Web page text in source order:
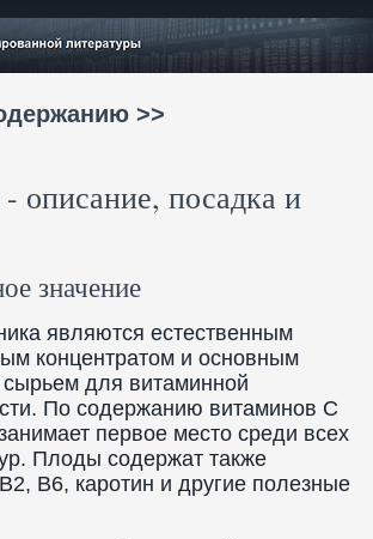
>>
описание, посадка и
значение
являются естественным
концентратом и основным
для витаминной
По содержанию витаминов C
первое место среди всех
Плоды содержат также
B6, каротин и другие полезные